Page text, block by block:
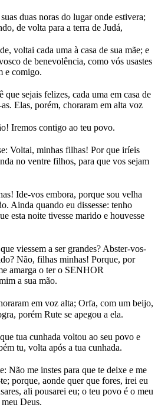
duas noras do lugar onde estivera;
de volta para a terra de Judá,
voltai cada uma à casa de sua mãe; e
de benevolência, como vós usastes
e comigo.
sejais felizes, cada uma em casa de
Elas, porém, choraram em alta voz
Iremos contigo ao teu povo.
Voltai, minhas filhas! Por que iríeis
no ventre filhos, para que vos sejam
Ide-vos embora, porque sou velha
Ainda quando eu dissesse: tenho
esta noite tivesse marido e houvesse
viessem a ser grandes? Abster-vos-
Não, filhas minhas! Porque, por
amarga o ter o SENHOR
a sua mão.
em voz alta; Orfa, com um beijo,
porém Rute se apegou a ela.
tua cunhada voltou ao seu povo e
tu, volta após a tua cunhada.
Não me instes para que te deixe e me
porque, aonde quer que fores, irei eu
ali pousarei eu; o teu povo é o meu
Deus.